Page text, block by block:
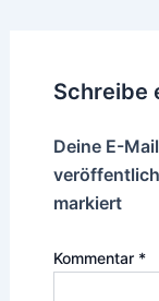
Schreibe
Deine E-
markiert
Kommentar *